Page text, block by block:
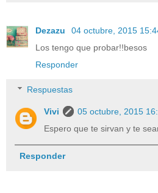
Dezazu
04 octubre, 2015
Los tengo que probar!!besos
Responder
Respuestas
Vivi
05 octubre, 2015
Espero que te sirvan y te
Responder